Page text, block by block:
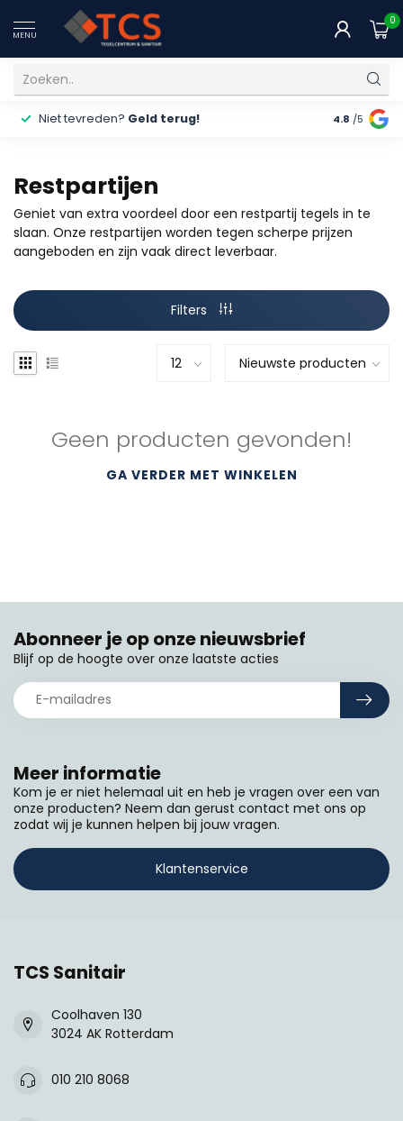
MENU
0
Niet tevreden? Geld terug! Gratis
4.8 /5
Restpartijen
Geniet van extra voordeel door een restpartij tegels in te
slaan. Onze restpartijen worden tegen scherpe prijzen
aangeboden en zijn vaak direct leverbaar.
Filters
Geen producten gevonden!
GA VERDER MET WINKELEN
Meer informatie
Kom je er niet helemaal uit en heb je vragen over een van
onze producten? Neem dan gerust contact met ons op
zodat wij je kunnen helpen bij jouw vragen.
Klantenservice
Abonneer je op onze nieuwsbrief
Blijf op de hoogte over onze laatste acties
TCS Sanitair
Coolhaven 130
3024 AK Rotterdam
010 210 8068